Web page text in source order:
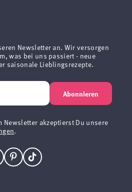
Newsletter an. Wir versorgen
was bei uns passiert - neue
saisonale Lieblingsrezepte.
Abonnieren
Newsletter akzeptierst Du unsere
.